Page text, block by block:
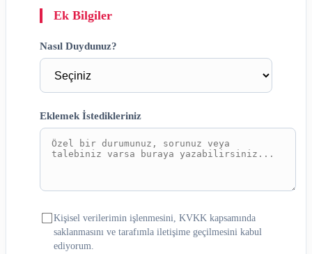
Ek Bilgiler
Nasıl Duydunuz?
Eklemek İstedikleriniz
Kişisel verilerimin işlenmesini, KVKK kapsamında
saklanmasını ve tarafımla iletişime geçilmesini kabul
ediyorum.